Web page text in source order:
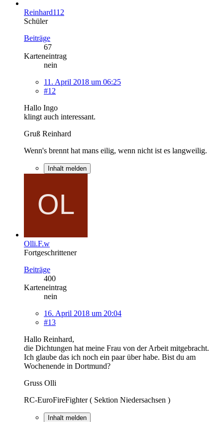
Reinhard112
Schüler
Beiträge
67
Karteneintrag
nein
11. April 2018 um 06:25
#12
Hallo Ingo
klingt auch interessant.
Gruß Reinhard
Wenn's brennt hat mans eilig, wenn nicht ist es langweilig.
Inhalt melden
Olli.F.w
Fortgeschrittener
Beiträge
400
Karteneintrag
nein
16. April 2018 um 20:04
#13
Hallo Reinhard,
die Dichtungen hat meine Frau von der Arbeit mitgebracht.
Ich glaube das ich noch ein paar über habe. Bist du am
Wochenende in Dortmund?
Gruss Olli
RC-EuroFireFighter ( Sektion Niedersachsen )
Inhalt melden